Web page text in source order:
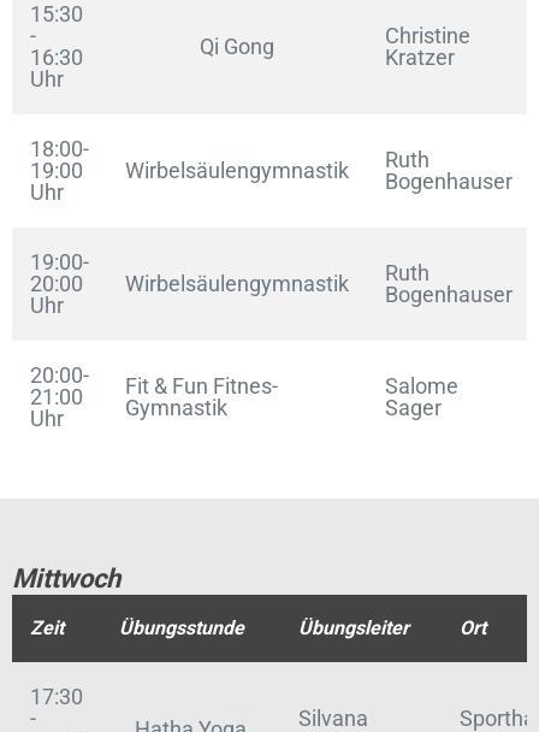
15:30
-
16:30
Uhr
Qi Gong
Christine
Kratzer
18:00-
19:00
Uhr
Wirbelsäulengymnastik
Ruth
Bogenhauser
19:00-
20:00
Uhr
Wirbelsäulengymnastik
Ruth
Bogenhauser
20:00-
21:00
Uhr
Fit & Fun Fitnes-
Gymnastik
Salome
Sager
Mittwoch
Zeit Übungsstunde Übungsleiter Ort
17:30
-
Silvana